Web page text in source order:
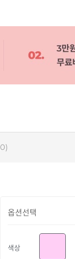
옵션선택
색상